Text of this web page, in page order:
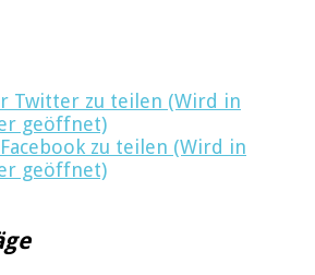
Twitter zu teilen (Wird in
geöffnet)
zu teilen (Wird in
geöffnet)